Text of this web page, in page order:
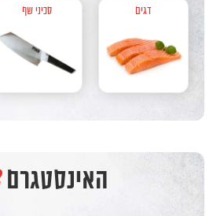
דגים סכיני שף
האינסטגרם